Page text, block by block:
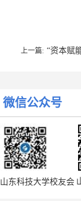
上一篇: “资本赋
下一篇: 以球会
微信公众号
山东科技大学校友会